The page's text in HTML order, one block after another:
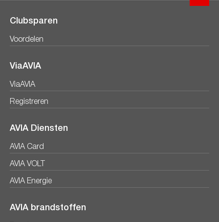
Clubsparen
Voordelen
ViaAVIA
ViaAVIA
Registreren
AVIA Diensten
AVIA Card
AVIA VOLT
AVIA Energie
AVIA brandstoffen